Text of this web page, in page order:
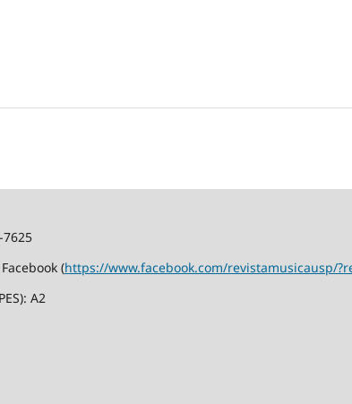
7625
(https://www.facebook.com/revistamusicausp/
A2